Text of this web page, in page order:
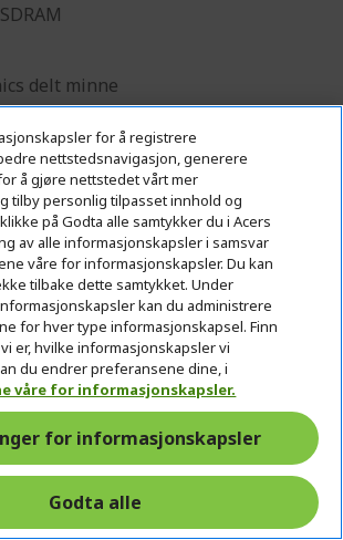
delt minne
Oppdag de beste tilbudene
våre!
| OPPRETT EN BEDRIFTSKONTO
Kr
for å registrere
nettstedsnavigasjon, generere
å gjøre nettstedet vårt mer
tilby personlig tilpasset innhold og
på Godta alle samtykker du i Acers
av alle informasjonskapsler i samsvar
våre for informasjonskapsler. Du kan
tilbake dette samtykket. Under
kan du administrere
for hver type informasjonskapsel. Finn
er, hvilke informasjonskapsler vi
du endrer preferansene dine, i
våre for informasjonskapsler.
for informasjonskapsler
Godta alle